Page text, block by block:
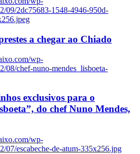
09/2dc75683-1548-4946-950d-
a chegar ao Chiado
wp-
08/chef-nuno-mendes_lisboeta-
exclusivos para o
do chef Nuno Mendes,
wp-
07/escabeche-de-atum-335x256.jpg